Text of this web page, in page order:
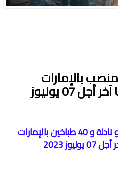
مطلوب توظيف 80 منصب بالإمارات
العربية المتحدة UAE آخر أجل 07 يوليوز
الأنابيك : توظيف 40 نادل و نادلة و 40 طباخين بالإمارات
2023